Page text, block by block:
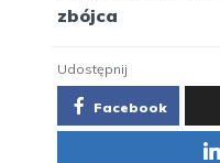
zbójca
Udostępnij
Facebook